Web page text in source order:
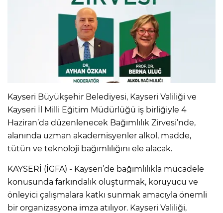
Kayseri Büyükşehir Belediyesi, Kayseri Valiliği ve
Kayseri İl Milli Eğitim Müdürlüğü iş birliğiyle 4
Haziran’da düzenlenecek Bağımlılık Zirvesi’nde,
alanında uzman akademisyenler alkol, madde,
tütün ve teknoloji bağımlılığını ele alacak.
KAYSERİ (İGFA) - Kayseri’de bağımlılıkla mücadele
konusunda farkındalık oluşturmak, koruyucu ve
önleyici çalışmalara katkı sunmak amacıyla önemli
bir organizasyona imza atılıyor. Kayseri Valiliği,